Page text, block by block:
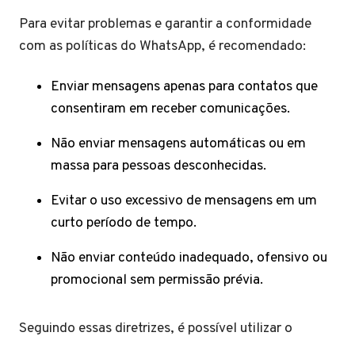
Para evitar problemas e garantir a conformidade
com as políticas do WhatsApp, é recomendado:
Enviar mensagens apenas para contatos que
consentiram em receber comunicações.
Não enviar mensagens automáticas ou em
massa para pessoas desconhecidas.
Evitar o uso excessivo de mensagens em um
curto período de tempo.
Não enviar conteúdo inadequado, ofensivo ou
promocional sem permissão prévia.
Seguindo essas diretrizes, é possível utilizar o